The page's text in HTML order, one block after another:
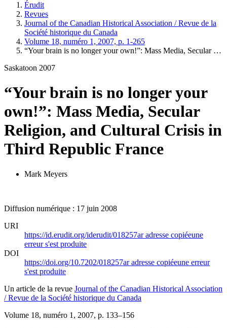
Érudit
Revues
Journal of the Canadian Historical Association / Revue de la
Société historique du Canada
Volume 18, numéro 1, 2007, p. 1-265
“Your brain is no longer your own!”: Mass Media, Secular …
Saskatoon 2007
“Your brain is no longer your
own!”: Mass Media, Secular
Religion, and Cultural Crisis in
Third Republic France
Mark Meyers
Diffusion numérique : 17 juin 2008
URI
https://id.erudit.org/iderudit/018257aradresse copiéeune
erreur s'est produite
DOI
https://doi.org/10.7202/018257aradresse copiéeune erreur
s'est produite
Un article de la revue Journal of the Canadian Historical Association
/ Revue de la Société historique du Canada
Volume 18, numéro 1, 2007, p. 133–156